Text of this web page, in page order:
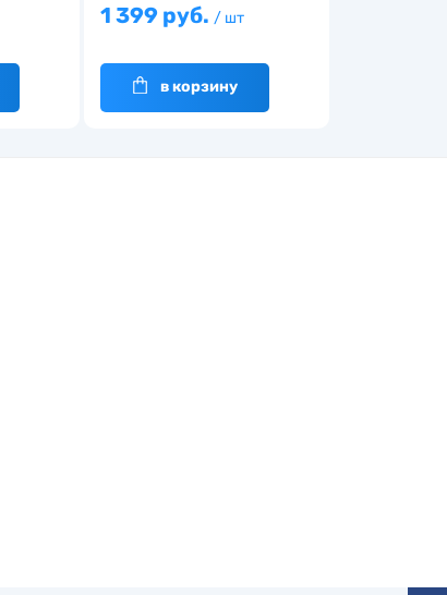
1 399 руб. / шт
в корзину